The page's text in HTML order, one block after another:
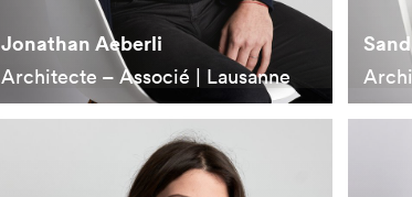
Jonathan Aeberli
Architecte – Associé | Lausanne